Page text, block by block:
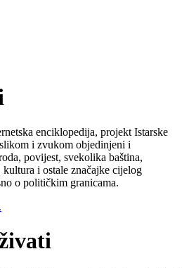
enciklopedija, projekt Istarske
i zvukom objedinjeni i
povijest, svekolika baština,
kultura i ostale značajke cijelog
o političkim granicama.